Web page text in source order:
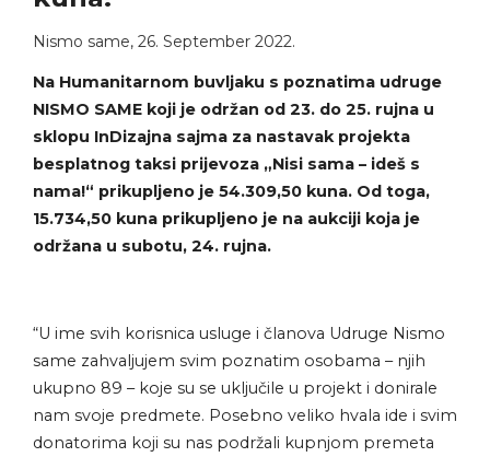
Nismo same, 26. September 2022.
Na Humanitarnom buvljaku s poznatima udruge
NISMO SAME koji je održan od 23. do 25. rujna u
sklopu InDizajna sajma za nastavak projekta
besplatnog taksi prijevoza „Nisi sama – ideš s
nama!“ prikupljeno je 54.309,50 kuna. Od toga,
15.734,50 kuna prikupljeno je na aukciji koja je
održana u subotu, 24. rujna.
“U ime svih korisnica usluge i članova Udruge Nismo
same zahvaljujem svim poznatim osobama – njih
ukupno 89 – koje su se uključile u projekt i donirale
nam svoje predmete. Posebno veliko hvala ide i svim
donatorima koji su nas podržali kupnjom premeta